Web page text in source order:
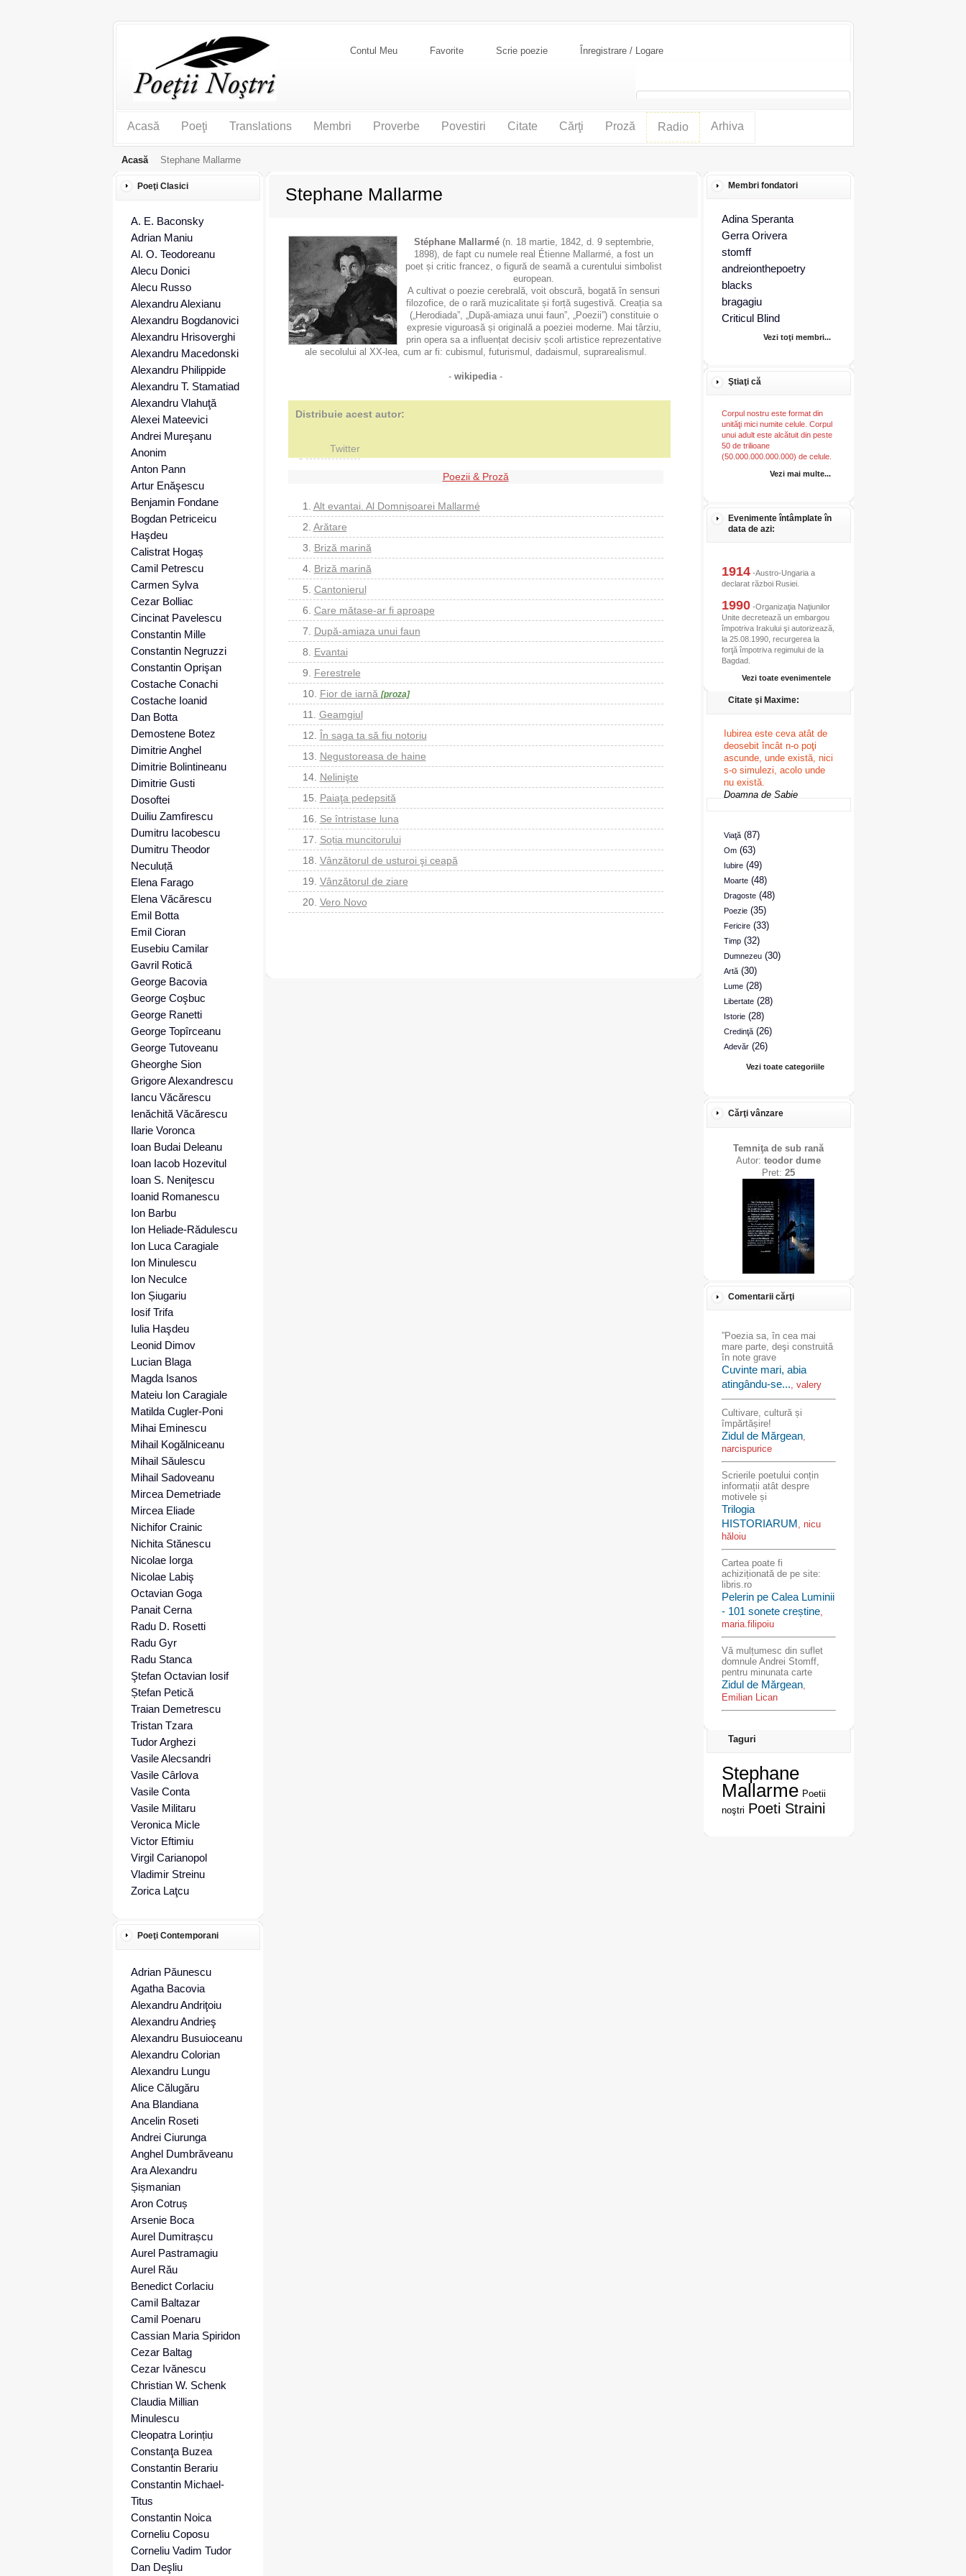
Contul Meu Favorite Scrie poezie Înregistrare / Logare
Acasă Poeţi Translations Membri Proverbe Povestiri Citate Cărţi Proză Radio Arhiva
Acasă Stephane Mallarme
Stephane Mallarme
Stéphane Mallarmé(n. 18 martie, 1842, d. 9 septembrie,
1898), de fapt cu numele real Étienne Mallarmé, a fost un
poet și critic francez, o figură de seamă a curentului simbolist
european.
A cultivat o poezie cerebrală, voit obscură, bogată în sensuri
filozofice, de o rară muzicalitate și forță sugestivă. Creația sa
(„Herodiada”, „După-amiaza unui faun”, „Poezii”) constituie o
expresie viguroasă și originală a poeziei moderne. Mai târziu,
prin opera sa a influențat decisiv școli artistice reprezentative
ale secolului al XX-lea, cum ar fi: cubismul, futurismul, dadaismul, suprarealismul.
- wikipedia-
Distribuie acest autor:
Twitter
Poezii & Proză
1. Alt evantai. Al Domnișoarei Mallarmé
2. Arătare
3. Briză marină
4. Briză marină
5. Cantonierul
6. Care mătase-ar fi aproape
7. După-amiaza unui faun
8. Evantai
9. Ferestrele
10. Fior de iarnă [proza]
11. Geamgiul
12. În saga ta să fiu notoriu
13. Negustoreasa de haine
14. Nelinişte
15. Paiaţa pedepsită
16. Se întristase luna
17. Soția muncitorului
18. Vânzătorul de usturoi şi ceapă
19. Vânzătorul de ziare
20. Vero Novo
Poeţi Clasici
A. E. Baconsky
Adrian Maniu
Al. O. Teodoreanu
Alecu Donici
Alecu Russo
Alexandru Alexianu
Alexandru Bogdanovici
Alexandru Hrisoverghi
Alexandru Macedonski
Alexandru Philippide
Alexandru T. Stamatiad
Alexandru Vlahuţă
Alexei Mateevici
Andrei Mureşanu
Anonim
Anton Pann
Artur Enăşescu
Benjamin Fondane
Bogdan Petriceicu
Haşdeu
Calistrat Hogaș
Camil Petrescu
Carmen Sylva
Cezar Bolliac
Cincinat Pavelescu
Constantin Mille
Constantin Negruzzi
Constantin Oprişan
Costache Conachi
Costache Ioanid
Dan Botta
Demostene Botez
Dimitrie Anghel
Dimitrie Bolintineanu
Dimitrie Gusti
Dosoftei
Duiliu Zamfirescu
Dumitru Iacobescu
Dumitru Theodor
Neculuță
Elena Farago
Elena Văcărescu
Emil Botta
Emil Cioran
Eusebiu Camilar
Gavril Rotică
George Bacovia
George Coşbuc
George Ranetti
George Topîrceanu
George Tutoveanu
Gheorghe Sion
Grigore Alexandrescu
Iancu Văcărescu
Ienăchită Văcărescu
Ilarie Voronca
Ioan Budai Deleanu
Ioan Iacob Hozevitul
Ioan S. Neniţescu
Ioanid Romanescu
Ion Barbu
Ion Heliade-Rădulescu
Ion Luca Caragiale
Ion Minulescu
Ion Neculce
Ion Șiugariu
Iosif Trifa
Iulia Haşdeu
Leonid Dimov
Lucian Blaga
Magda Isanos
Mateiu Ion Caragiale
Matilda Cugler-Poni
Mihai Eminescu
Mihail Kogălniceanu
Mihail Săulescu
Mihail Sadoveanu
Mircea Demetriade
Mircea Eliade
Nichifor Crainic
Nichita Stănescu
Nicolae Iorga
Nicolae Labiş
Octavian Goga
Panait Cerna
Radu D. Rosetti
Radu Gyr
Radu Stanca
Ştefan Octavian Iosif
Ștefan Petică
Traian Demetrescu
Tristan Tzara
Tudor Arghezi
Vasile Alecsandri
Vasile Cârlova
Vasile Conta
Vasile Militaru
Veronica Micle
Victor Eftimiu
Virgil Carianopol
Vladimir Streinu
Zorica Laţcu
Poeţi Contemporani
Adrian Păunescu
Agatha Bacovia
Alexandru Andriţoiu
Alexandru Andrieş
Alexandru Busuioceanu
Alexandru Colorian
Alexandru Lungu
Alice Călugăru
Ana Blandiana
Ancelin Roseti
Andrei Ciurunga
Anghel Dumbrăveanu
Ara Alexandru
Șișmanian
Aron Cotruș
Arsenie Boca
Aurel Dumitrașcu
Aurel Pastramagiu
Aurel Rău
Benedict Corlaciu
Camil Baltazar
Camil Poenaru
Cassian Maria Spiridon
Cezar Baltag
Cezar Ivănescu
Christian W. Schenk
Claudia Millian
Minulescu
Cleopatra Lorințiu
Constanţa Buzea
Constantin Berariu
Constantin Michael-
Titus
Constantin Noica
Corneliu Coposu
Corneliu Vadim Tudor
Dan Deşliu
Membri fondatori
Adina Speranta
Gerra Orivera
stomff
andreionthepoetry
blacks
bragagiu
Criticul Blind
Vezi toţi membri...
Ştiaţi că
Corpul nostru este format din
unităţi mici numite celule. Corpul
unui adult este alcătuit din peste
50 de trilioane
(50.000.000.000.000) de celule.
Vezi mai multe...
Evenimente întâmplate în
data de azi:
1914-Austro-Ungaria a
declarat război Rusiei.
1990-Organizaţia Naţiunilor
Unite decretează un embargou
împotriva Irakului şi autorizează,
la 25.08.1990, recurgerea la
forţă împotriva regimului de la
Bagdad.
Vezi toate evenimentele
Citate şi Maxime:
Iubirea este ceva atât de
deosebit încât n-o poţi
ascunde, unde există, nici
s-o simulezi, acolo unde
nu există.
Doamna de Sabie
Viaţă(87)
Om(63)
Iubire(49)
Moarte(48)
Dragoste(48)
Poezie(35)
Fericire(33)
Timp(32)
Dumnezeu(30)
Artă(30)
Lume(28)
Libertate(28)
Istorie(28)
Credinţă(26)
Adevăr(26)
Vezi toate categoriile
Cărţi vânzare
Temniţa de sub rană
Autor: teodor dume
Pret: 25
Comentarii cărţi
”Poezia sa, în cea mai
mare parte, deşi construită
în note grave
Cuvinte mari, abia
atingându-se..., valery
Cultivare, cultură și
împărtășire!
Zidul de Mărgean,
narcispurice
Scrierile poetului conțin
informații atât despre
motivele și
Trilogia
HISTORIARUM, nicu
hăloiu
Cartea poate fi
achiziționată de pe site:
libris.ro
Pelerin pe Calea Luminii
- 101 sonete creștine,
maria.filipoiu
Vă mulțumesc din suflet
domnule Andrei Stomff,
pentru minunata carte
Zidul de Mărgean,
Emilian Lican
Taguri
Stephane
Mallarme Poetii
noştri Poeti Straini